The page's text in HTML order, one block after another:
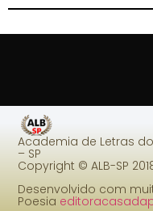
Academia de Letras
– SP
Copyright © ALB-SP
Desenvolvido com
Poesia